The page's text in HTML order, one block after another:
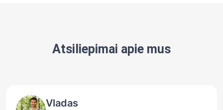
Atsiliepimai apie mus
Vladas